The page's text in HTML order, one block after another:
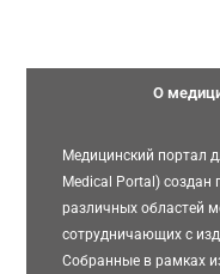
О
Медицинский портал
Medical Portal) создан
различных областей
сотрудничающих с
Собранные в рамках